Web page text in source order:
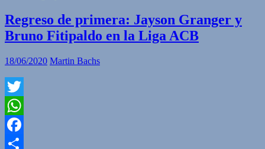
Regreso de primera: Jayson Granger y
Bruno Fitipaldo en la Liga ACB
18/06/2020 Martin Bachs
Twitter
WhatsApp
Facebook